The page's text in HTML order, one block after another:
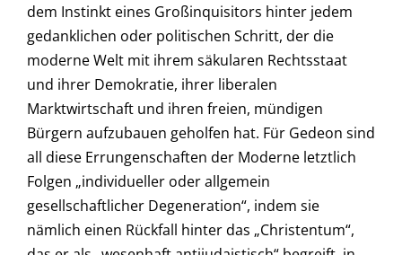
dem Instinkt eines Großinquisitors hinter jedem
gedanklichen oder politischen Schritt, der die
moderne Welt mit ihrem säkularen Rechtsstaat
und ihrer Demokratie, ihrer liberalen
Marktwirtschaft und ihren freien, mündigen
Bürgern aufzubauen geholfen hat. Für Gedeon sind
all diese Errungenschaften der Moderne letztlich
Folgen „individueller oder allgemein
gesellschaftlicher Degeneration“, indem sie
nämlich einen Rückfall hinter das „Christentum“,